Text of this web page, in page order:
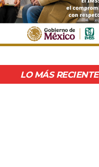
LO MÁS RECIENTE